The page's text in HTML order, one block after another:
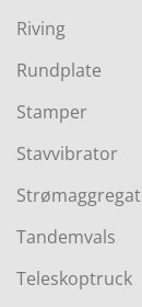
Riving
Rundplate
Stamper
Stavvibrator
Strømaggregat
Tandemvals
Teleskoptruck